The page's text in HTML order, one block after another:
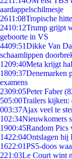
aardappelschilmesje
2611:08Tropische
2410:12Trump grijpt
geboorte in VS
4409:51Dikke Van
schaamlippen
1209:40Meta krijgt
1809:37Denemarken
examens
2309:05Peter Faber
505:00Trailers kijken:
003:37Ajax veel te
102:34Nieuwkomers
1900:45Random Pics
1422:04Ontslagen bij
1622:01PS5-doos
221:03Le Court wint